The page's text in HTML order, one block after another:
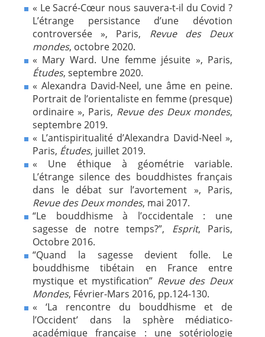
« Le Sacré-Cœur nous sauvera-t-il du Covid ?
L’étrange persistance d’une dévotion
controversée », Paris, Revue des Deux
mondes, octobre 2020.
« Mary Ward. Une femme jésuite », Paris,
Études, septembre 2020.
« Alexandra David-Neel, une âme en peine.
Portrait de l’orientaliste en femme (presque)
ordinaire », Paris, Revue des Deux mondes,
septembre 2019.
« L’antispiritualité d’Alexandra David-Neel »,
Paris, Études, juillet 2019.
« Une éthique à géométrie variable.
L’étrange silence des bouddhistes français
dans le débat sur l’avortement », Paris,
Revue des Deux mondes, mai 2017.
“Le bouddhisme à l’occidentale : une
sagesse de notre temps?”, Esprit, Paris,
Octobre 2016.
“Quand la sagesse devient folle. Le
bouddhisme tibétain en France entre
mystique et mystification” Revue des Deux
Mondes, Février-Mars 2016, pp.124-130.
« ‘La rencontre du bouddhisme et de
l’Occident’ dans la sphère médiatico-
académique française : une sotériologie